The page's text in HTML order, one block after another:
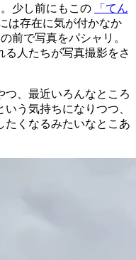
少し前にもこの
「てん
は存在に気が付かなか
前で写真をパシャリ。
人たちが写真撮影をさ
つ、最近いろんなところ
う気持ちになりつつ、
たくなるみたいなとこあ